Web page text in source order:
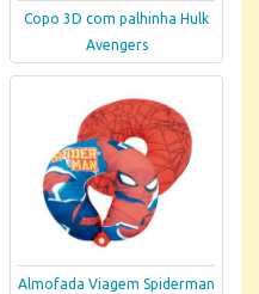
Copo 3D com palhinha Hulk
Avengers
Almofada Viagem Spiderman